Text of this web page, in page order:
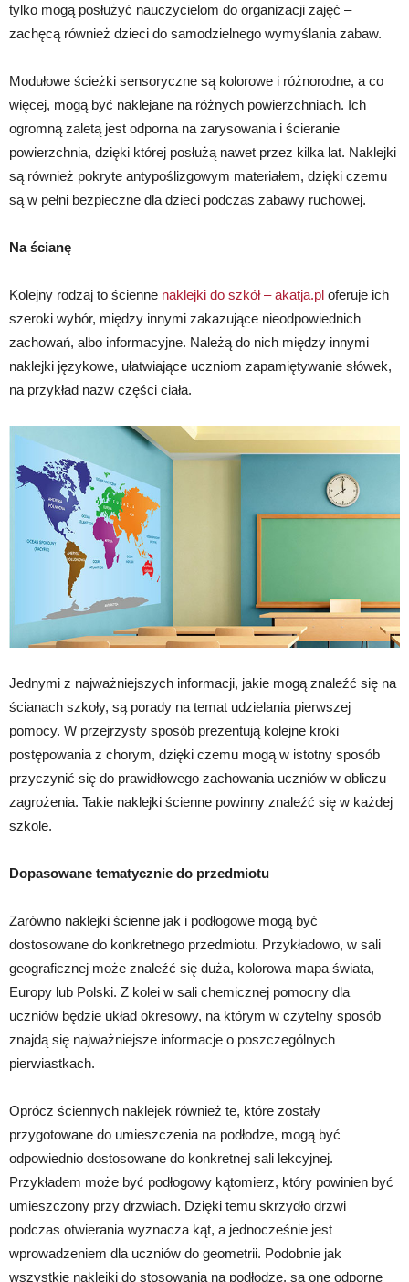
tylko mogą posłużyć nauczycielom do organizacji zajęć –
zachęcą również dzieci do samodzielnego wymyślania zabaw.
Modułowe ścieżki sensoryczne są kolorowe i różnorodne, a co
więcej, mogą być naklejane na różnych powierzchniach. Ich
ogromną zaletą jest odporna na zarysowania i ścieranie
powierzchnia, dzięki której posłużą nawet przez kilka lat. Naklejki
są również pokryte antypoślizgowym materiałem, dzięki czemu
są w pełni bezpieczne dla dzieci podczas zabawy ruchowej.
Na ścianę
Kolejny rodzaj to ścienne naklejki do szkół – akatja.pl oferuje ich
szeroki wybór, między innymi zakazujące nieodpowiednich
zachowań, albo informacyjne. Należą do nich między innymi
naklejki językowe, ułatwiające uczniom zapamiętywanie słówek,
na przykład nazw części ciała.
Jednymi z najważniejszych informacji, jakie mogą znaleźć się na
ścianach szkoły, są porady na temat udzielania pierwszej
pomocy. W przejrzysty sposób prezentują kolejne kroki
postępowania z chorym, dzięki czemu mogą w istotny sposób
przyczynić się do prawidłowego zachowania uczniów w obliczu
zagrożenia. Takie naklejki ścienne powinny znaleźć się w każdej
szkole.
Dopasowane tematycznie do przedmiotu
Zarówno naklejki ścienne jak i podłogowe mogą być
dostosowane do konkretnego przedmiotu. Przykładowo, w sali
geograficznej może znaleźć się duża, kolorowa mapa świata,
Europy lub Polski. Z kolei w sali chemicznej pomocny dla
uczniów będzie układ okresowy, na którym w czytelny sposób
znajdą się najważniejsze informacje o poszczególnych
pierwiastkach.
Oprócz ściennych naklejek również te, które zostały
przygotowane do umieszczenia na podłodze, mogą być
odpowiednio dostosowane do konkretnej sali lekcyjnej.
Przykładem może być podłogowy kątomierz, który powinien być
umieszczony przy drzwiach. Dzięki temu skrzydło drzwi
podczas otwierania wyznacza kąt, a jednocześnie jest
wprowadzeniem dla uczniów do geometrii. Podobnie jak
wszystkie naklejki do stosowania na podłodze, są one odporne